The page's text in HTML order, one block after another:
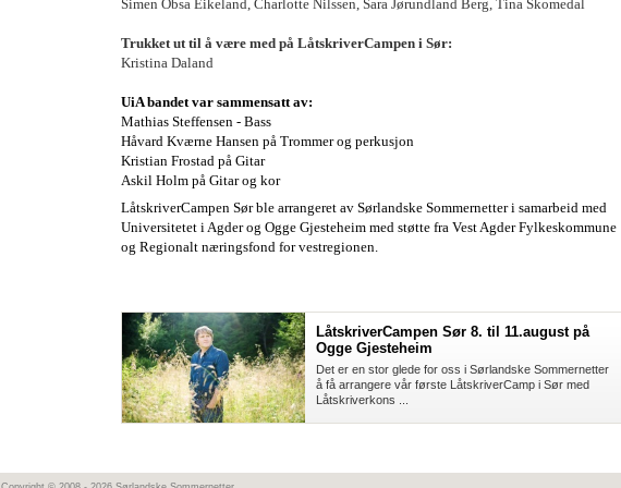
Simen Obsa Eikeland, Charlotte Nilssen, Sara Jørundland Berg, Tina Skomedal
Trukket ut til å være med på LåtskriverCampen i Sør:
Kristina Daland
UiA bandet var sammensatt av:
Mathias Steffensen - Bass
Håvard Kværne Hansen på Trommer og perkusjon
Kristian Frostad på Gitar
Askil Holm på Gitar og kor
LåtskriverCampen Sør ble arrangeret av Sørlandske Sommernetter i samarbeid med
Universitetet i Agder og Ogge Gjesteheim med støtte fra Vest Agder Fylkeskommune
og Regionalt næringsfond for vestregionen.
LåtskriverCampen Sør 8. til 11.august på
Ogge Gjesteheim
Det er en stor glede for oss i Sørlandske Sommernetter
å få arrangere vår første LåtskriverCamp i Sør med
Låtskriverkons ...